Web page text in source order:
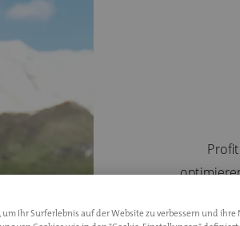
auf
Ihr Surferlebnis auf der Website zu verbessern und ihre